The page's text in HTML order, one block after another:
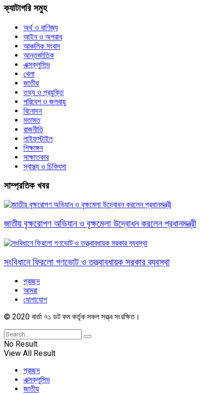
ক্যাটাগরি সমুহ
অর্থ ও বাণিজ্য
আইন ও অপরাধ
আঞ্চলিক সংবাদ
আন্তর্জাতিক
এক্সক্লুসিভ
খেলা
জাতীয়
তথ্য ও প্রযুক্তি
পরিবেশ ও জলবায়ু
বিনোদন
মতামত
রাজনীতি
লাইফস্টাইল
শিক্ষাঙ্গন
সাক্ষাতকার
স্বাস্থ্য ও চিকিৎসা
সাম্প্রতিক খবর
জাতীয় বৃক্ষরোপণ অভিযান ও বৃক্ষমেলা উদ্বোধন করলেন প্রধানমন্ত্রী
সংবিধানে ফিরলো গণভোট ও তত্ত্বাবধায়ক সরকার ব্যবস্থা
প্রচ্ছদ
আমরা
যোগাযোগ
© 2020 বার্তা ৭১ ডট কম কর্তৃক সকল সত্ত্ব সংরক্ষিত।
No Result
View All Result
প্রচ্ছদ
এক্সক্লুসিভ
জাতীয়